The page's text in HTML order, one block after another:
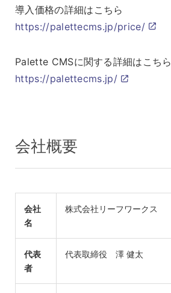
導入価格の詳細はこちら
https://palettecms.jp/price/
Palette CMSに関する詳細はこちら
https://palettecms.jp/
会社概要
会社
名
株式会社リーフワークス
代表
者
代表取締役 澤 健太